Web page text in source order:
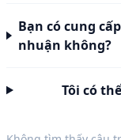
Bạn có cung
nhuận không?
Tôi có